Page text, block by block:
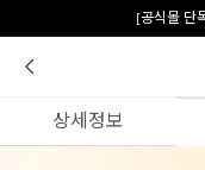
카카오 플
상세정보